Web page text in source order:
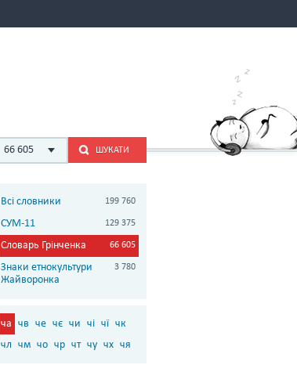
66 605 ШУКАТИ
Всі словники 199 760
СУМ-11 129 375
Словарь Грінченка 66 605
Знаки етнокультури
Жайворонка
3 780
ча чв че чє чи чі чї чк
чл чм чо чр чт чу чх чя